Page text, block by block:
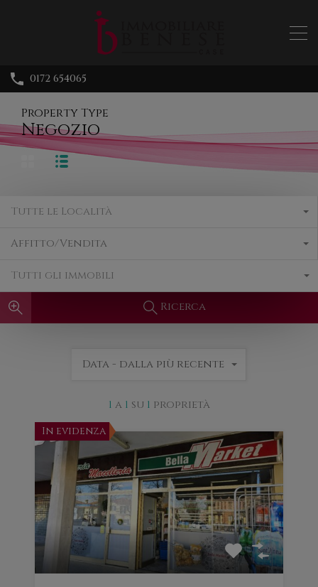
0172 654065
Property Type
Negozio
Tutte le Località
Affitto/Vendita
Tutti gli immobili
Ricerca
1 a 1 su 1 proprietà
Data - dalla più recente
In evidenza